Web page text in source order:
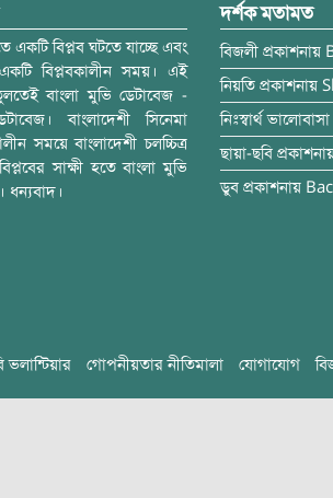
একটি বিপ্লব ঘটতে যাচ্ছে এবং
বিপ্লবকালীন সময়। এই
বাংলা মুভি ডেটাবেজ -
বাংলাদেশী সিনেমা
সময়ে বাংলাদেশী চলচ্চিত্র
সাক্ষী হতে বাংলা মুভি
ধন্যবাদ।
দর্শক মতামত
বিজলী প্রকাশনায়
নিয়তি প্রকাশনায়
নিঃস্বার্থ ভালোবাসা
ছায়া-ছবি
ডুব প্রকাশনায়
ভলান্টিয়ার গোপনীয়তার নীতিমালা যোগাযোগ